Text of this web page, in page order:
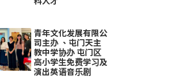
青年文化发展有限公
司主办 、屯门天主
教中学协办 屯门区
高小学生免费学习及
演出英语音乐剧